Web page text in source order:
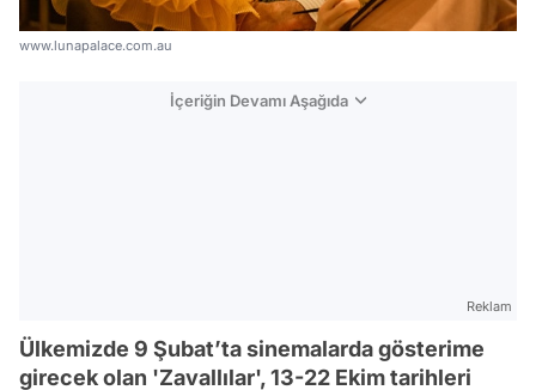
www.lunapalace.com.au
İçeriğin Devamı Aşağıda
Reklam
Ülkemizde 9 Şubat’ta sinemalarda gösterime
girecek olan 'Zavallılar', 13-22 Ekim tarihleri